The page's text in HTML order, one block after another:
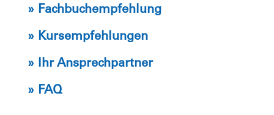
» Fachbuchempfehlung
» Kursempfehlungen
» Ihr Ansprechpartner
» FAQ